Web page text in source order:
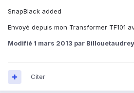
SnapBlack added
Envoyé depuis mon Transformer TF101
Modifié 1 mars 2013 par Billouetaudrey
Citer